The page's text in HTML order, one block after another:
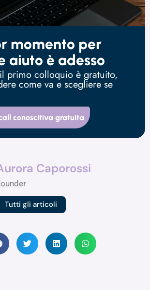
momento per
aiuto è adesso
primo colloquio è gratuito,
come va e scegliere se
conoscitiva gratuita
Caporossi
Tutti gli articoli